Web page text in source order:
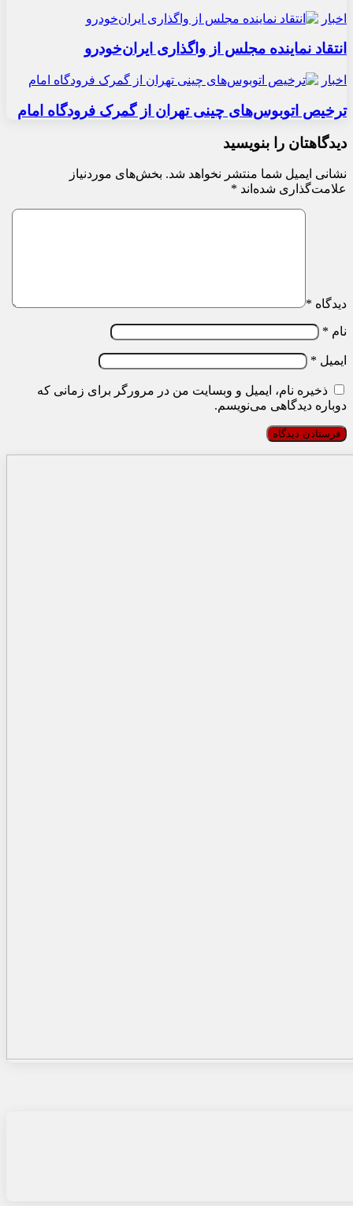
اخبار
انتقاد نماینده مجلس از واگذاری ایران‌خودرو
اخبار
ترخیص اتوبوس‌های چینی تهران از گمرک فرودگاه امام
دیدگاهتان را بنویسید
نشانی ایمیل شما منتشر نخواهد شد. بخش‌های موردنیاز
علامت‌گذاری شده‌اند *
دیدگاه *
نام *
ایمیل *
ذخیره نام، ایمیل و وبسایت من در مرورگر برای زمانی که
دوباره دیدگاهی می‌نویسم.